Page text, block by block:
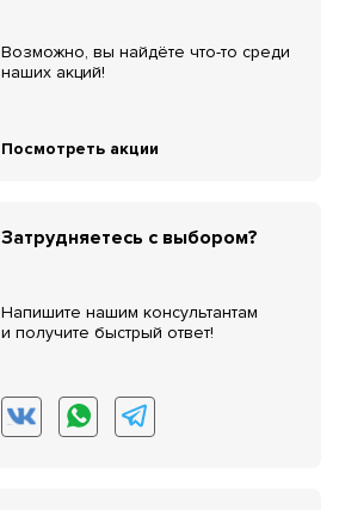
Возможно, вы найдёте что-то среди
наших акций!
Посмотреть акции
Затрудняетесь с выбором?
Напишите нашим консультантам
и получите быстрый ответ!